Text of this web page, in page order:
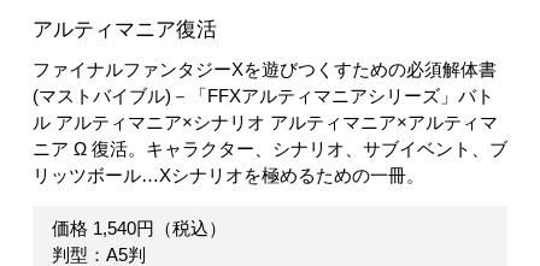
アルティマニア復活
ファイナルファンタジーXを遊びつくすための必須解体書
(マストバイブル)－「FFXアルティマニアシリーズ」バト
ル アルティマニア×シナリオ アルティマニア×アルティマ
ニア Ω 復活。キャラクター、シナリオ、サブイベント、ブ
リッツボール…Xシナリオを極めるための一冊。
価格 1,540円（税込）
判型：A5判